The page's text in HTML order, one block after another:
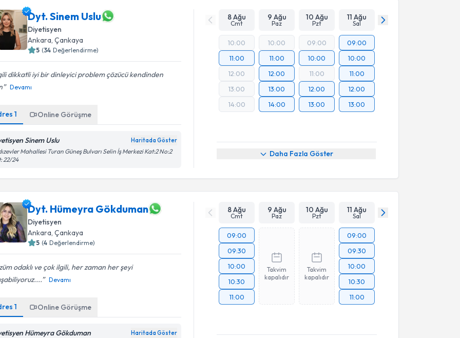
Dyt. Sinem Uslu
Diyetisyen
Ankara, Çankaya
5 (34 Değerlendirme)
dikkatli iyi bir dinleyici problem çözücü kendinden
Devamı
1 Online Görüşme
Sinem Uslu Haritada Göster
Mahallesi Turan Güneş Bulvarı Selin İş Merkezi Kat:2 No:2
22/24
8 Ağu
Cmt
9 Ağu
Paz
10 Ağu
Pzt
11 Ağu
Sal
10:00
11:00
12:00
13:00
14:00
10:00
11:00
12:00
13:00
14:00
09:00
10:00
11:00
12:00
13:00
09:00
10:00
11:00
12:00
13:00
Daha Fazla Göster
Dyt. Hümeyra Gökduman
Diyetisyen
Ankara, Çankaya
5 (4 Değerlendirme)
odaklı ve çok ilgili, her zaman her şeyi
Devamı
1 Online Görüşme
Hümeyra Gökduman Haritada Göster
8 Ağu
Cmt
9 Ağu
Paz
10 Ağu
Pzt
11 Ağu
Sal
09:00
09:30
10:00
10:30
11:00
Takvim
kapalıdır
Takvim
kapalıdır
09:00
09:30
10:00
10:30
11:00